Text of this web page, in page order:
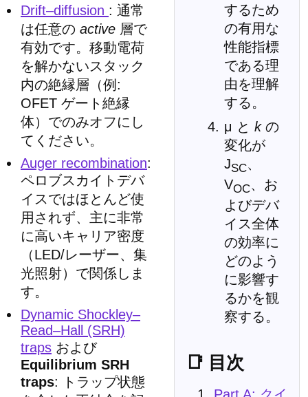
するため
の有用な
性能指標
である理
由を理解
する。
μ とkの
変化が
JSC、
VOC、お
よびデバ
イス全体
の効率に
どのよう
に影響す
るかを観
察する。
📑 目次
Drift–diffusion : 通常
は任意の active 層で
有効です。移動電荷
を解かないスタック
内の絶縁層（例:
OFET ゲート絶縁
体）でのみオフにし
てください。
Auger recombination:
ペロブスカイトデバ
イスではほとんど使
用されず、主に非常
に高いキャリア密度
（LED/レーザー、集
光照射）で関係しま
す。
Dynamic Shockley–
Read–Hall (SRH)
traps および
Equilibrium SRH
traps: トラップ状態